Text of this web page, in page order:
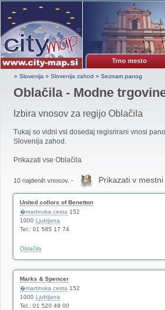
Trno mesto
» Slovenija » Slovenija zahod » Seznam panog
Oblačila - Modne
Izbira vnosov za regijo Oblačila
Tukaj so vidni vsi dosedaj regisrirani vnosi
Slovenija zahod.
Prikazati vse Oblačila
10 najdenih vnosov. - Prikazati v
United collors of Benetton
�martinska cesta 152
1000 Ljubljana
Tel.: 01 585 17 74
Oblačila
Marks & Spencer
�martinska cesta 152
1000 Ljubljana
Tel.: 01 520 49 00